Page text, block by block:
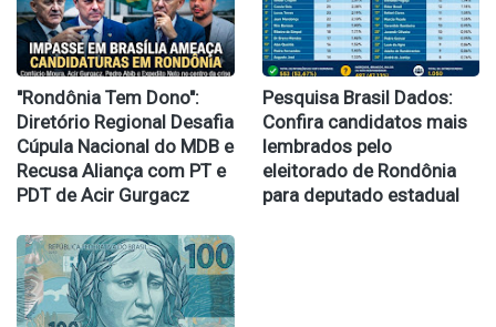
​"Rondônia Tem Dono":
Diretório Regional Desafia
Cúpula Nacional do MDB e
Recusa Aliança com PT e
PDT de Acir Gurgacz
Pesquisa Brasil Dados:
Confira candidatos mais
lembrados pelo
eleitorado de Rondônia
para deputado estadual